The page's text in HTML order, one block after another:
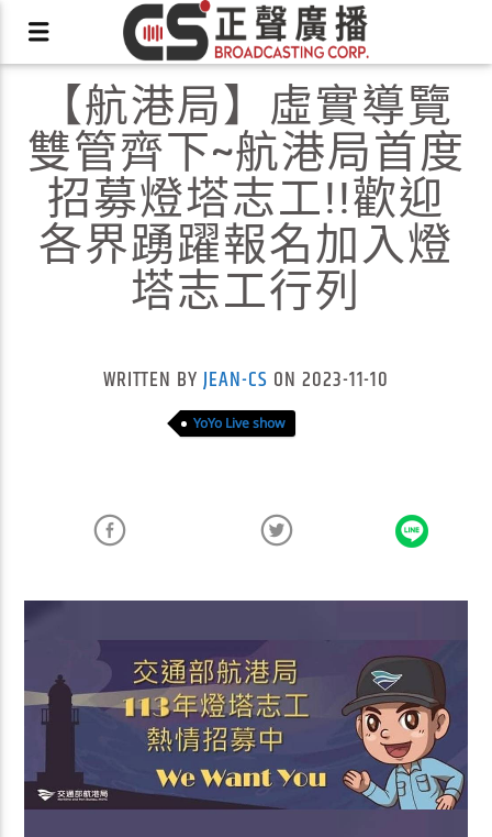
X
【航港局】虛實導覽
雙管齊下~航港局首度
招募燈塔志工!!歡迎
各界踴躍報名加入燈
塔志工行列
WRITTEN BYJEAN-CS ON 2023-11-10
YoYo Live show